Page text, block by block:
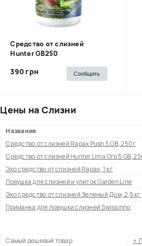
Cредство от слизней
Hunter GB250
390 грн Сообщить
Цены на Слизни
Название
Средство от слизней Rapax Push 5 GB, 250 г
Средство от слизней Hunter Lima Oro 5 GB,
Эко средство от слизней Rapax, 1 кг
Ловушка для слизней и улиток Garden Line
Эко средство от слизней Зеленый Дом, 2,5 кг
Приманка для ловушки слизней Swissinno
Самый дешевый товар ⚡